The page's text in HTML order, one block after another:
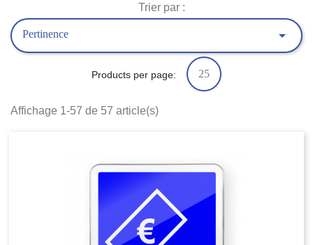
Trier par :
Pertinence 
Products per page: 25
Affichage 1-57 de 57 article(s)